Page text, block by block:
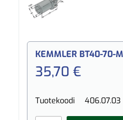
KEMMLER BT40-70-
35,70 €
Tuotekoodi 406.07.03